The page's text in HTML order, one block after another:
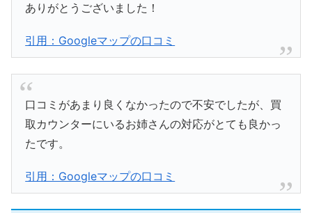
ありがとうございました！
引用：Googleマップの口コミ
口コミがあまり良くなかったので不安でしたが、買
取カウンターにいるお姉さんの対応がとても良かっ
たです。
引用：Googleマップの口コミ